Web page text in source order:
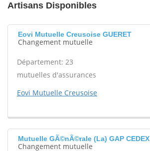
Artisans Disponibles
Eovi Mutuelle Creusoise GUERET
Changement mutuelle
Département: 23
mutuelles d'assurances
Eovi Mutuelle Creusoise
Mutuelle GÃ©nÃ©rale (La) GAP CEDEX
Changement mutuelle